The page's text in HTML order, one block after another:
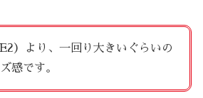
）より、一回り大きいぐらいの
感です。